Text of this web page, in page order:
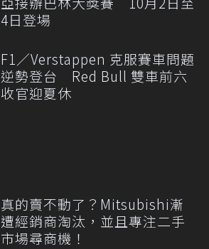
4日登場
F1／Verstappen 克服賽車問題
逆勢登台 Red Bull 雙車前六
收官迎夏休
真的賣不動了？Mitsubishi漸
遭經銷商淘汰，並且專注二手
市場尋商機！